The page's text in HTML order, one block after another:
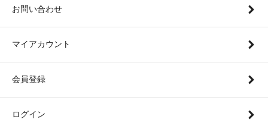
お問い合わせ
マイアカウント
会員登録
ログイン